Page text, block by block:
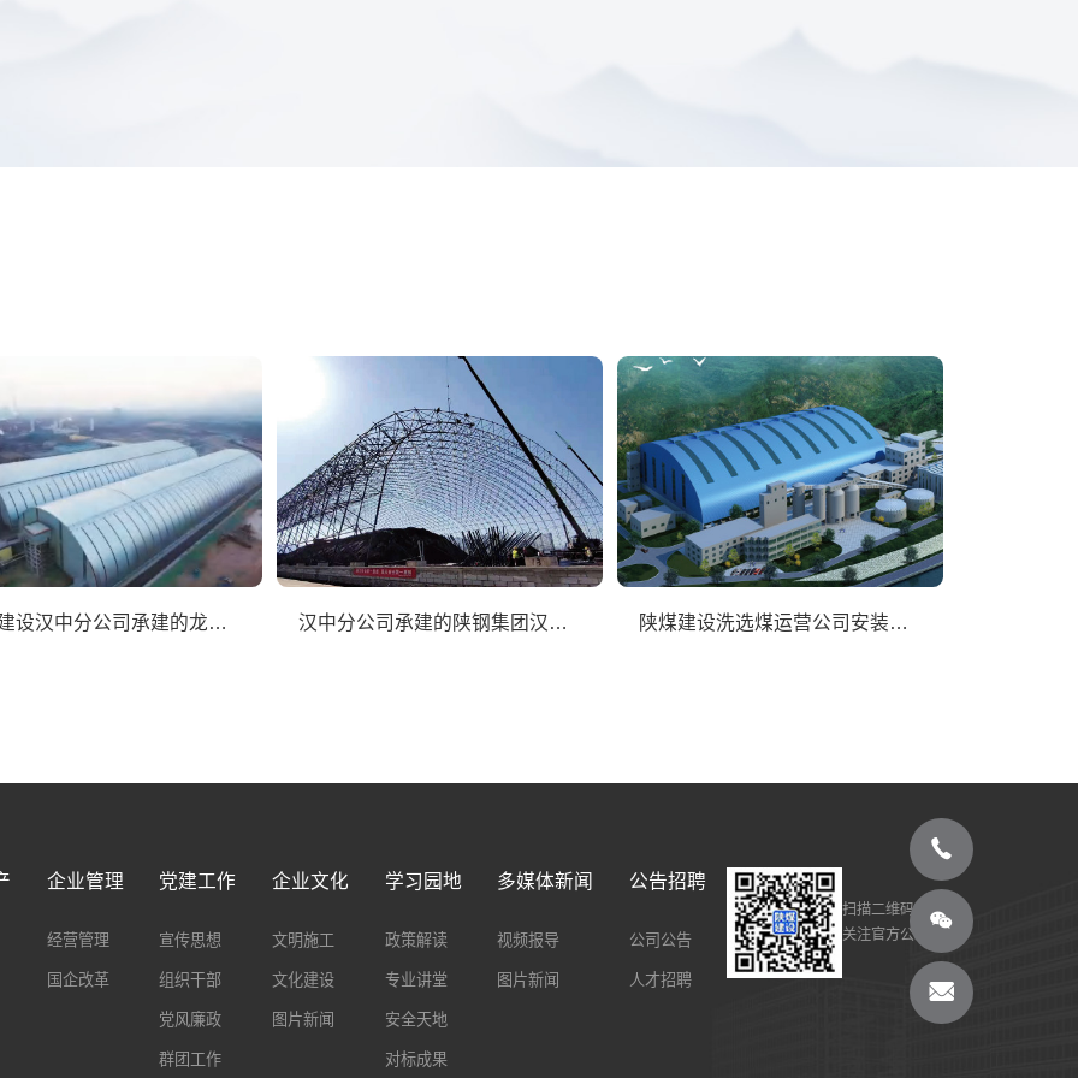
陕煤建设汉中分公司承建的龙钢机械化综合一次料场C型料库24米平台浇筑顺利合拢 汉中分公司承建的陕钢集团汉钢公司一次料场大跨度网架施工完成 陕煤建设洗选煤运营公司安装第三项目部：清水川能源公司电厂储煤场封闭工程顺利通过竣工验收
企业管理
经营管理
国企改革
党建工作
宣传思想
组织干部
党风廉政
群团工作
企业文化
文明施工
文化建设
图片新闻
学习园地
政策解读
专业讲堂
安全天地
对标成果
多媒体新闻
视频报导
图片新闻
公告招聘
公司公告
人才招聘
扫描二维码
关注官方公众号